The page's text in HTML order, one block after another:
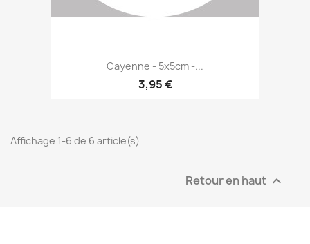
Cayenne - 5x5cm -...
3,95 €
Affichage 1-6 de 6 article(s)
Retour en haut 